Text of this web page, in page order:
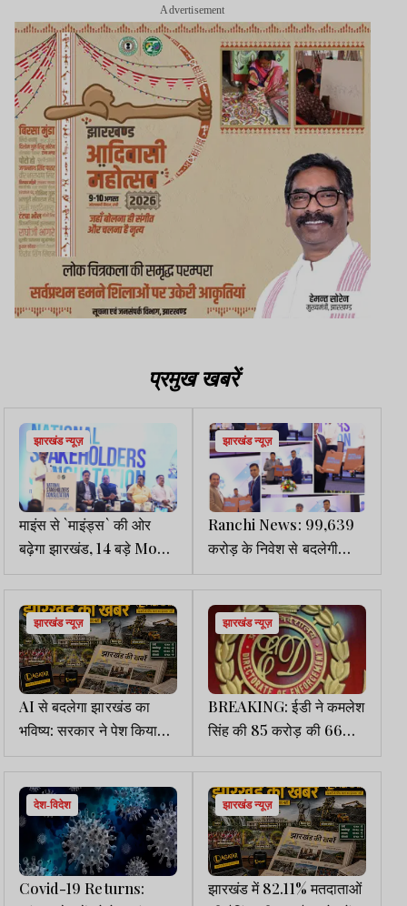
Advertisement
प्रमुख खबरें
झारखंड न्यूज़
माइंस से `माइंड्स` की ओर
बढ़ेगा झारखंड, 14 बड़े MoU
के साथ विकास की नई राह :
CM हेमंत
झारखंड न्यूज़
Ranchi News: 99,639
करोड़ के निवेश से बदलेगी
झारखंड की तस्वीर, 14 MoU
पर हुए हस्ताक्षर
झारखंड न्यूज़
AI से बदलेगा झारखंड का
भविष्य: सरकार ने पेश किया
डिजिटल गवर्नेंस का विजन,
1150 करोड़ का निवेश रोडमैप
तैयार
झारखंड न्यूज़
BREAKING: ईडी ने कमलेश
सिंह की 85 करोड़ की 66
एकड़ जमीन जब्त की
देश-विदेश
Covid-19 Returns:
झारखंड न्यूज़
झारखंड में 82.11% मतदाताओं